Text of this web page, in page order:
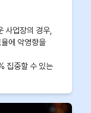
사업장의 경우,
에 악영향을
집중할 수 있는